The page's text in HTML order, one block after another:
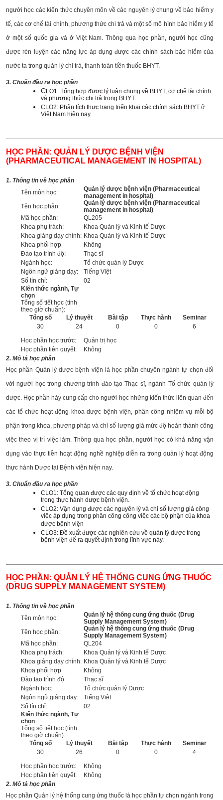
người học các kiến thức chuyên môn về các nguyên lý chung về bảo hiểm y
tế, các cơ chế tài chính, phương thức chi trả và một số mô hình bảo hiểm y tế
ở một số quốc gia và ở Việt Nam. Thông qua học phần, người học cũng
được rèn luyện các năng lực áp dụng được các chính sách bảo hiểm của
nước ta trong quản lý chi trả, thanh toán tiền thuốc BHYT.
3. Chuẩn đầu ra học phần
CLO1: Tổng hợp được lý luận chung về BHYT, cơ chế tài chính
và phương thức chi trả trong BHYT.
CLO2: Phân tích thực trạng triển khai các chính sách BHYT ở
Việt Nam hiện nay.
HỌC PHẦN: QUẢN LÝ DƯỢC BỆNH VIỆN
(PHARMACEUTICAL MANAGEMENT IN HOSPITAL)
1. Thông tin về học phần
Tên môn học:
Quản lý dược bệnh viện (Pharmaceutical
management in hospital)
Tên học phần:
Quản lý dược bệnh viện (Pharmaceutical
management in hospital)
Mã học phần:
QL205
Khoa phụ trách:
Khoa Quản lý và Kinh tế Dược
Khoa giảng dạy chính: Khoa Quản lý và Kinh tế Dược
Khoa phối hợp
Không
Đào tạo trình độ:
Thạc sĩ
Ngành học:
Tổ chức quản lý Dược
Ngôn ngữ giảng dạy:
Tiếng Việt
Số tín chỉ:
02
Kiến thức ngành, Tự
chọn
Tổng số tiết học (tính
theo giờ chuẩn):
Tổng số
Lý thuyết Bài tập Thực hành
Seminar
30
24 0 0
6
Học phần học trước:
Quản trị học
Học phần tiên quyết:
Không
2. Mô tả học phần
Học phần Quản lý dược bệnh viện là học phần chuyên ngành tự chọn đối
với người học trong chương trình đào tạo Thạc sĩ, ngành Tổ chức quản lý
dược. Học phần này cung cấp cho người học những kiến thức liên quan đến
các tổ chức hoạt động khoa dược bệnh viện, phân công nhiệm vụ mỗi bộ
phận trong khoa, phương pháp và chỉ số lượng giá mức độ hoàn thành công
việc theo vị trí việc làm. Thông qua học phần, người học có khả năng vận
dụng vào thực tiễn hoạt động nghề nghiệp diễn ra trong quản lý hoạt động
thực hành Dược tại Bệnh viện hiện nay.
3. Chuẩn đầu ra học phần
CLO1: Tổng quan được các quy định về tổ chức hoạt động
trong thực hành dược bệnh viện.
CLO2: Vận dụng được các nguyên lý và chỉ số lượng giá công
việc áp dụng trong phân công công việc các bộ phận của khoa
dược bệnh viện
CLO3: Đề xuất được các nghiên cứu về quản lý dược trong
bệnh viện để ra quyết định trong lĩnh vực này.
HỌC PHẦN: QUẢN LÝ HỆ THỐNG CUNG ỨNG THUỐC
(DRUG SUPPLY MANAGEMENT SYSTEM)
1. Thông tin về học phần
Tên môn học:
Quản lý hệ thống cung ứng thuốc (Drug
Supply Management System)
Tên học phần:
Quản lý hệ thống cung ứng thuốc (Drug
Supply Management System)
Mã học phần:
QL204
Khoa phụ trách:
Khoa Quản lý và Kinh tế Dược
Khoa giảng dạy chính: Khoa Quản lý và Kinh tế Dược
Khoa phối hợp
Không
Đào tạo trình độ:
Thạc sĩ
Ngành học:
Tổ chức quản lý Dược
Ngôn ngữ giảng dạy:
Tiếng Việt
Số tín chỉ:
02
Kiến thức ngành, Tự
chọn
Tổng số tiết học (tính
theo giờ chuẩn):
Tổng số
Lý thuyết Bài tập Thực hành
Seminar
30
26 0 0
4
Học phần học trước:
Không
Học phần tiên quyết:
Không
2. Mô tả học phần
Học phần Quản lý hệ thống cung ứng thuốc là học phần tự chọn ngành trong